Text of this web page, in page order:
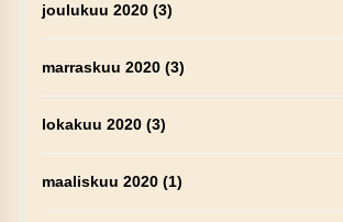
joulukuu 2020(3)
marraskuu 2020(3)
lokakuu 2020(3)
maaliskuu 2020(1)